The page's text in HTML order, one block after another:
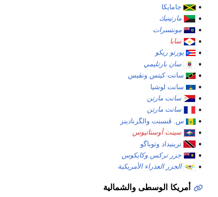
جامايكا
مارتينيك
مونتسرات
سابا
پورتو ريكو
سان بارتليمي
سانت كيتس ونڤيس
سانت لوشيا
سانت مارتن
سانت مارتن
س. ڤنسنت والگرنادينز
سينت أوستاتيوس
ترينيداد وتوباگو
جزر تركس وكايكوس
الجزر العذراء الأمريكية
أمريكا الوسطى والشمالية